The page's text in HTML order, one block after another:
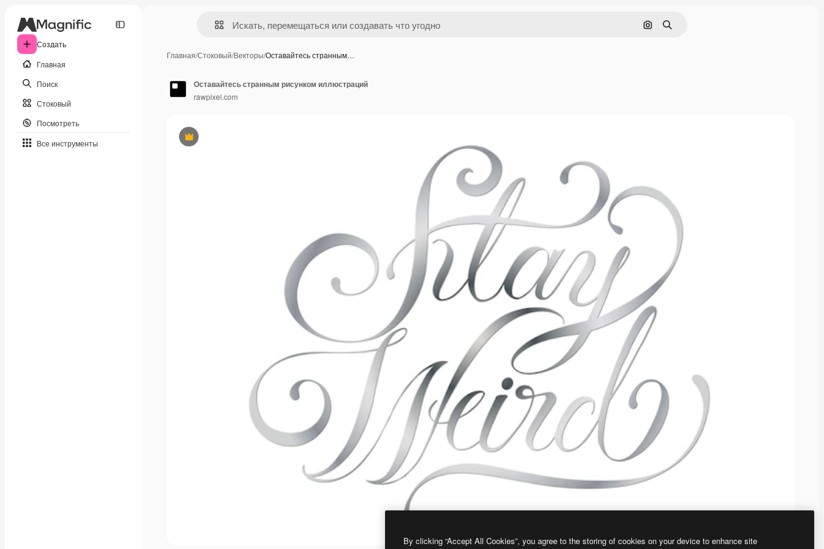
Создать
Главная
Поиск
Стоковый
Посмотреть
Все инструменты
Поиск по изображению
Поиск
Главная/Стоковый/Векторы/Оставайтесь странным…
Премиум
Оставайтесь странным рисунком иллюстраций
rawpixel.com
By clicking “Accept All Cookies”, you agree to the storing of cookies on your device to enhance site